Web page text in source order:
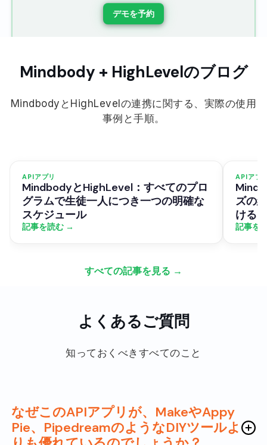
デモを予約
Mindbody + HighLevelのブログ
MindbodyとHighLevelの連携に関する、実際の使用
事例と手順。
APIアプリ
MindbodyとHighLevel：すべてのプロ
グラムで生徒一人につき一つの明確な
スケジュール
記事を読む →
APIアプ
ズの
ける
記事を
すべての記事を見る →
よくあるご質問
知っておくべきすべてのこと
なぜこのAPIアプリが、MakeやAppy
Pie、PipedreamのようなDIYツールよ